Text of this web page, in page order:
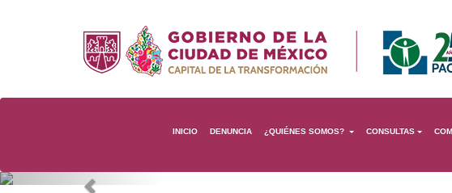
INICIO DENUNCIA ¿QUIÉNES SOMOS? CONSULTAS
Previous